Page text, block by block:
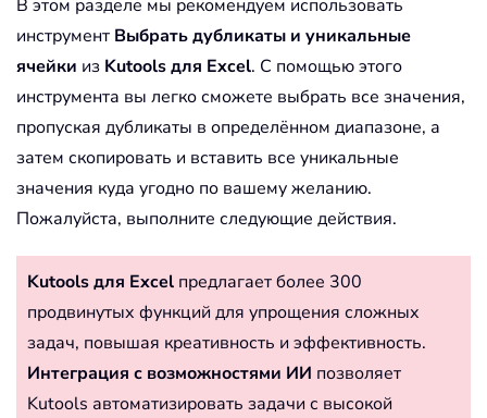
В этом разделе мы рекомендуем использовать
инструмент Выбрать дубликаты и уникальные
ячейки из Kutools для Excel. С помощью этого
инструмента вы легко сможете выбрать все значения,
пропуская дубликаты в определённом диапазоне, а
затем скопировать и вставить все уникальные
значения куда угодно по вашему желанию.
Пожалуйста, выполните следующие действия.
Kutools для Excel предлагает более 300
продвинутых функций для упрощения сложных
задач, повышая креативность и эффективность.
Интеграция с возможностями ИИ позволяет
Kutools автоматизировать задачи с высокой